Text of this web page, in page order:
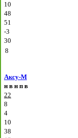
10
48
51
-3
30
8
Аксу-М
н в н п в
22
8
4
10
38